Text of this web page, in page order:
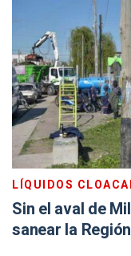
LÍQUIDOS
Sin el aval de
sanear la